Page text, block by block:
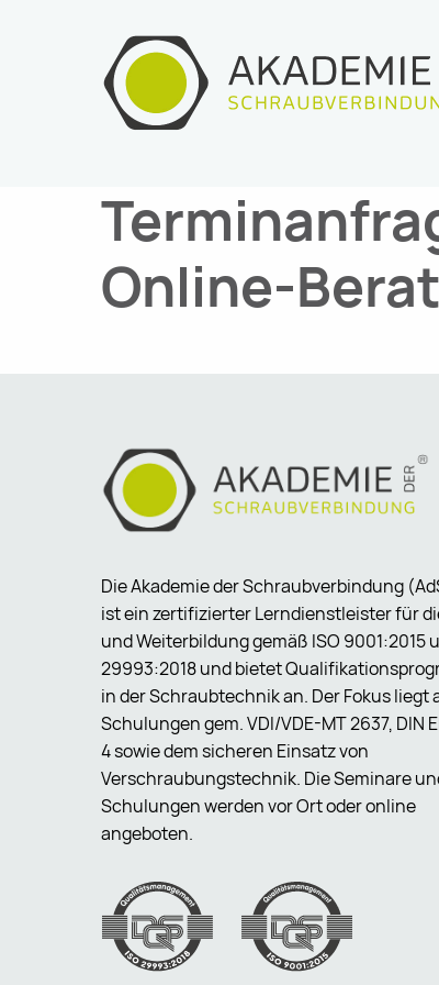
Online-
Die Akademie der Schraubverbindung
ist ein zertifizierter Lerndienstleister für
und Weiterbildung gemäß ISO 9001:2015
29993:2018 und bietet
in der Schraubtechnik an. Der Fokus liegt
Schulungen gem. VDI/VDE-MT 2637, DIN
4 sowie dem sicheren Einsatz von
Verschraubungstechnik. Die Seminare
Schulungen werden vor Ort oder online
angeboten.